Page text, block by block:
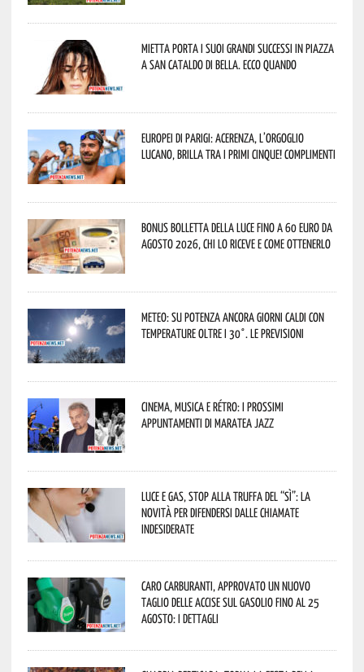
Mietta porta i suoi grandi successi in piazza
a San Cataldo di Bella. Ecco quando
Europei di Parigi: Acerenza, l’orgoglio
lucano, brilla tra i primi cinque! Complimenti
Bonus bolletta della luce fino a 60 euro da
agosto 2026, chi lo riceve e come ottenerlo
Meteo: su Potenza ancora giorni caldi con
temperature oltre i 30°. Le previsioni
Cinema, musica e rétro: i prossimi
appuntamenti di Maratea Jazz
Luce e gas, stop alla truffa del “Sì”: la
novità per difendersi dalle chiamate
indesiderate
Caro carburanti, approvato un nuovo
taglio delle accise sul gasolio fino al 25
agosto: i dettagli